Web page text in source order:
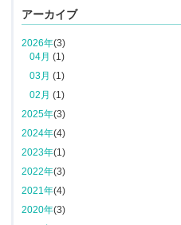
アーカイブ
2026年(3)
04月 (1)
03月 (1)
02月 (1)
2025年(3)
2024年(4)
2023年(1)
2022年(3)
2021年(4)
2020年(3)